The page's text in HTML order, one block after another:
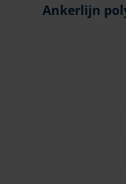
Ankerlijn